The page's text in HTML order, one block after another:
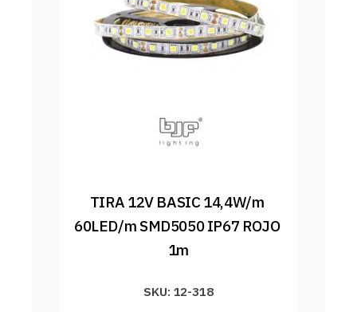
TIRA 12V BASIC 14,4W/m
60LED/m SMD5050 IP67 ROJO
1m
SKU: 12-318